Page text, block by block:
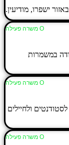
ישפרו, מודיעין.
Ο משרה פעילה
במשמרות
Ο משרה פעילה
ולחיילים
Ο משרה פעילה